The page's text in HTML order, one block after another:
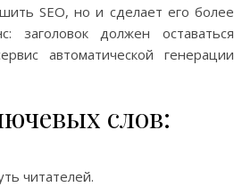
SEO, но и сделает его более
заголовок должен оставаться
автоматической генерации
слов:
читателей.